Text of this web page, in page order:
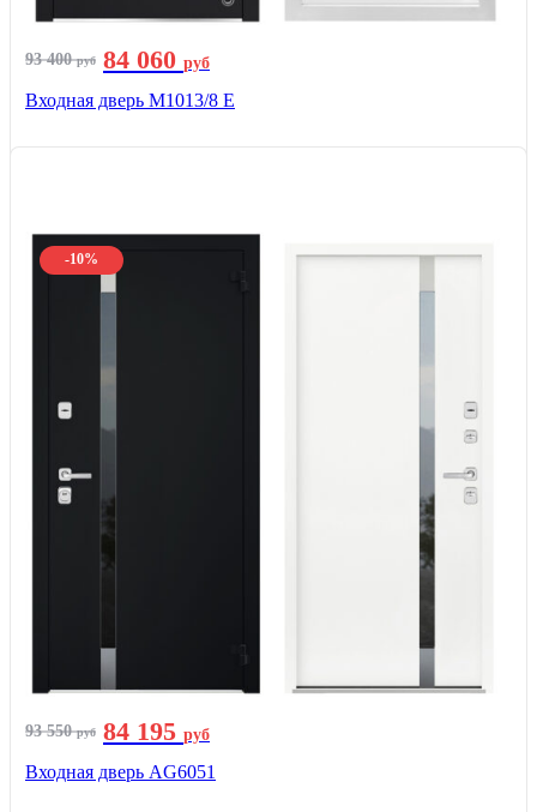
93 400руб 84 060 руб
Входная дверь М1013/8 E
-10%
93 550руб 84 195 руб
Входная дверь AG6051